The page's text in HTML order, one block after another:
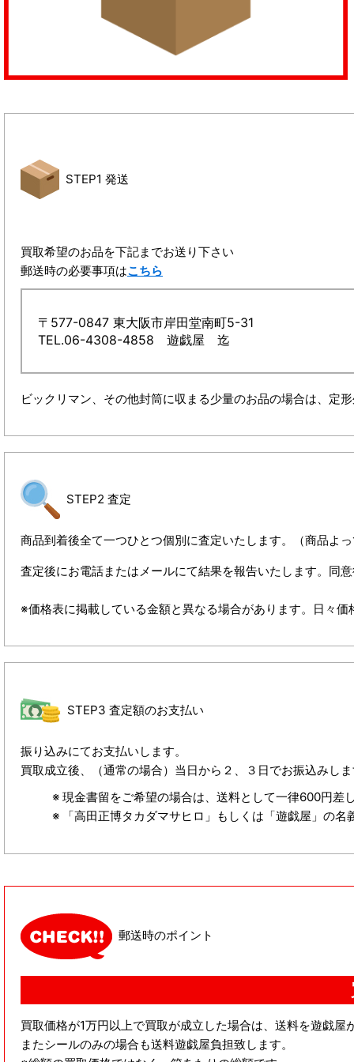
STEP1 発送
買取希望のお品を下記までお送り下さい
郵送時の必要事項はこちら
〒577-0847 東大阪市岸田堂南町5-31
TEL.06-4308-4858 遊戯屋 迄
ビックリマン、その他封筒に収まる少量のお品の場合は、定
STEP2 査定
商品到着後全て一つひとつ個別に査定いたします。（商品よ
査定後にお電話またはメールにて結果を報告いたします。同
※価格表に掲載している金額と異なる場合があります。日々
STEP3 査定額のお支払い
振り込みにてお支払いします。
買取成立後、（通常の場合）当日から２、３日でお振込みし
現金書留をご希望の場合は、送料として一律600円差
「高田正博タカダマサヒロ」もしくは「遊戯屋」の
郵送時のポイント
買取価格が1万円以上で買取が成立した場合は、送料を遊戯屋
またシールのみの場合も送料遊戯屋負担致します。